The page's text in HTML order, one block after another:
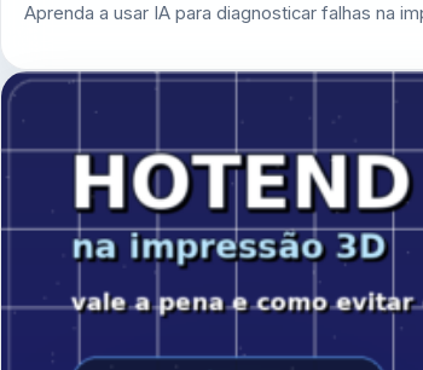
Aprenda a usar IA para diagnosticar falhas na